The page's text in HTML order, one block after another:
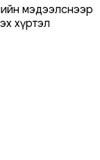
мэдээлснээр
хүртэл